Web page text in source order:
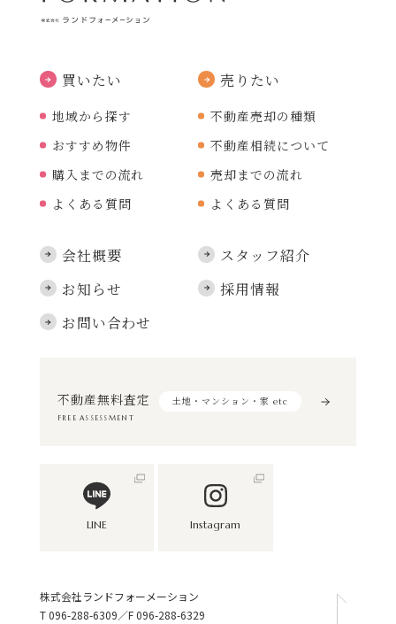
買いたい
地域から探す
おすすめ物件
購入までの流れ
よくある質問
売りたい
不動産売却の種類
不動産相続について
売却までの流れ
よくある質問
会社概要
スタッフ紹介
お知らせ
採用情報
お問い合わせ
不動産無料査定
FREE ASSESSMENT
土地・マンション・家 etc
LINE Instagram
株式会社ランドフォーメーション
T 096-288-6309／F 096-288-6329